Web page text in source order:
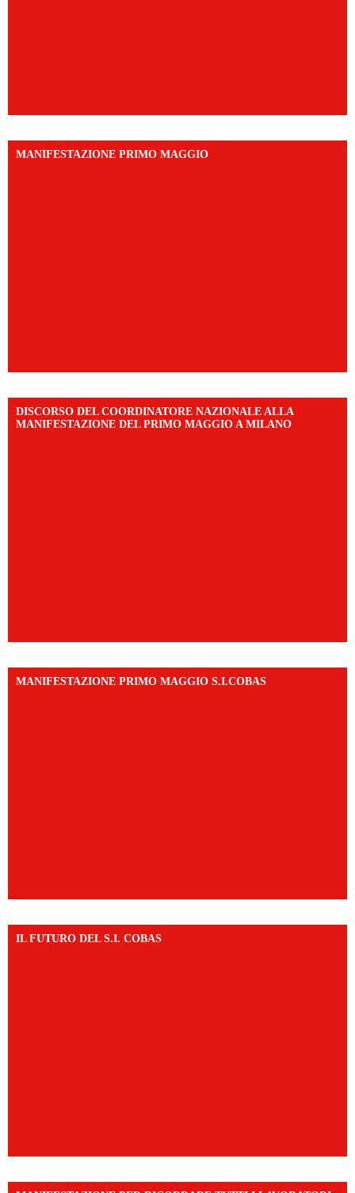
MANIFESTAZIONE PRIMO MAGGIO
DISCORSO DEL COORDINATORE NAZIONALE ALLA
MANIFESTAZIONE DEL PRIMO MAGGIO A MILANO
MANIFESTAZIONE PRIMO MAGGIO S.I.COBAS
IL FUTURO DEL S.I. COBAS